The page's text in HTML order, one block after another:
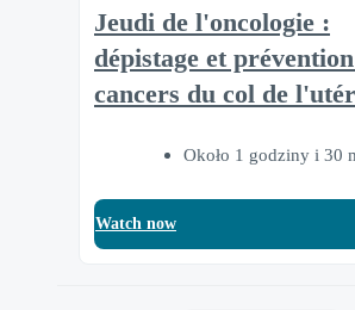
Jeudi de l'oncologie :
dépistage et
cancers du col de
Około 1 godziny i 30
Watch now